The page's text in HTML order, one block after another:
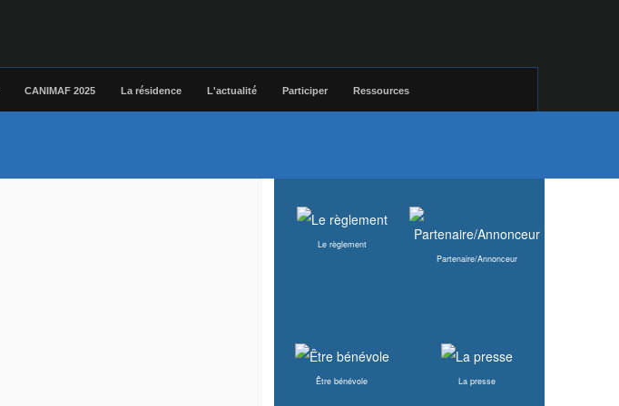
CANIMAF 2025 La résidence L'actualité Participer Ressources
Le règlement
Partenaire/Annonceur
Être bénévole La presse